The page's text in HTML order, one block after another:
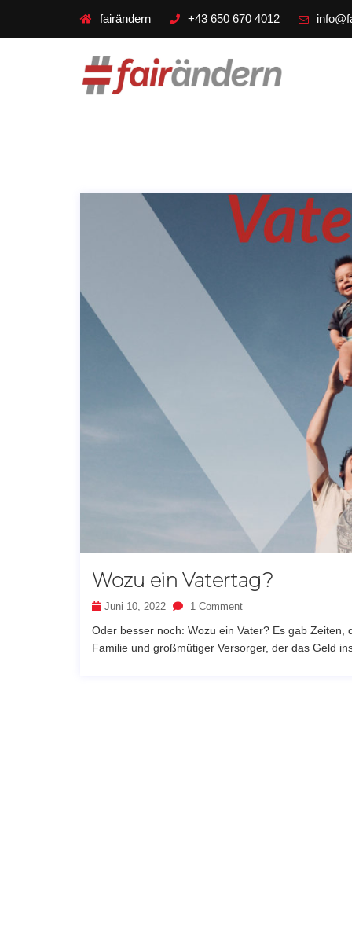
fairändern +43 650 670 4012
Wozu ein Vatertag?
Juni 10, 2022 1 Comment
Oder besser noch: Wozu ein Vater? Es gab
Familie und großmütiger Versorger, der das Geld